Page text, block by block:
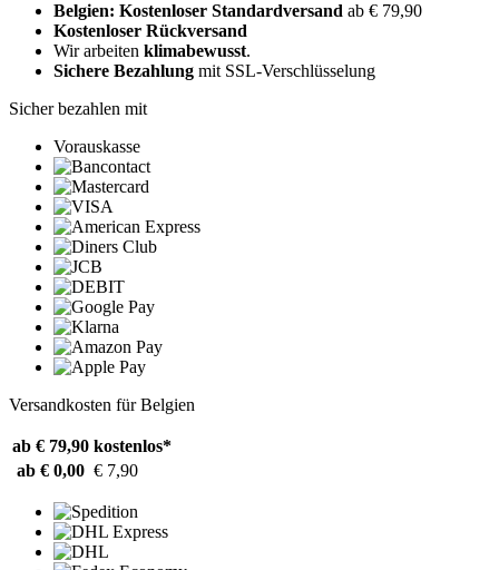
Belgien: Kostenloser Standardversand ab € 79,90
Kostenloser Rückversand
Wir arbeiten klimabewusst.
Sichere Bezahlung mit SSL-Verschlüsselung
Sicher bezahlen mit
Vorauskasse
Versandkosten für Belgien
ab € 79,90 kostenlos*
ab € 0,00 € 7,90